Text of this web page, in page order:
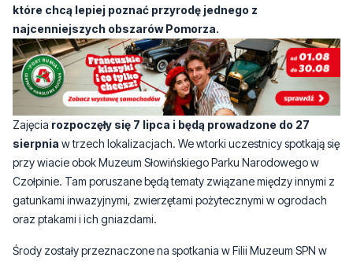
które chcą lepiej poznać przyrodę jednego z
najcenniejszych obszarów Pomorza.
Zajęcia rozpoczęły się 7 lipca i będą prowadzone do 27
sierpnia w trzech lokalizacjach. We wtorki uczestnicy spotkają się
przy wiacie obok Muzeum Słowińskiego Parku Narodowego w
Czołpinie. Tam poruszane będą tematy związane między innymi z
gatunkami inwazyjnymi, zwierzętami pożytecznymi w ogrodach
oraz ptakami i ich gniazdami.
Środy zostały przeznaczone na spotkania w Filii Muzeum SPN w